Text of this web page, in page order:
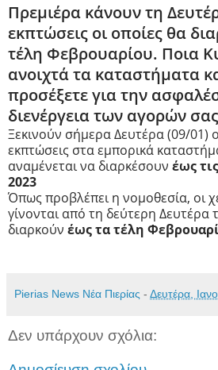
Πρεμιέρα κάνουν τη
εκπτώσεις οι οποίες θα
τέλη Φεβρουαρίου. Ποια
ανοιχτά τα καταστήματα
προσέξετε για την
διενέργεια των αγορών
Ξεκινούν σήμερα Δευτέρα (09/01)
εκπτώσεις στα εμπορικά
αναμένεται να διαρκέσουν έως
2023
Όπως προβλέπει η νομοθεσία, οι
γίνονται από τη δεύτερη Δευτέρα
διαρκούν έως τα τέλη
Pierias News Νέα Πιερίας - Δευτέρα,
Δεν υπάρχουν σχόλια: